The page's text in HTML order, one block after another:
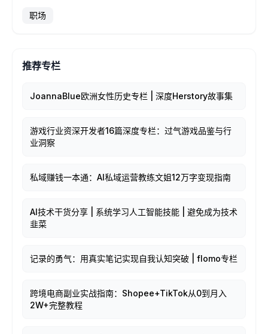
职场
推荐专栏
JoannaBlue欧洲女性历史专栏 | 深度Herstory故事集
游戏行业资深开发者16篇深度专栏：过气游戏品鉴与行
业洞察
私域赚钱一本通：AI私域运营教练文姐12万字变现指南
AI技术干货分享 | 系统学习人工智能技能 | 避免成为技术
韭菜
记录的勇气：用真实笔记实现自我认知突破 | flomo专栏
跨境电商副业实战指南：Shopee+TikTok从0到月入
2W+完整教程